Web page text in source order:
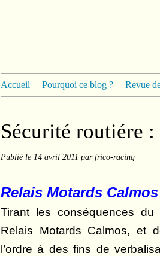
Accueil Pourquoi ce blog ? Revue
Sécurité routiére
Publié le 14 avril 2011 par frico-racing
Relais Motards
Tirant les conséquences du
Relais Motards Calmos, et
l’ordre à des fins de